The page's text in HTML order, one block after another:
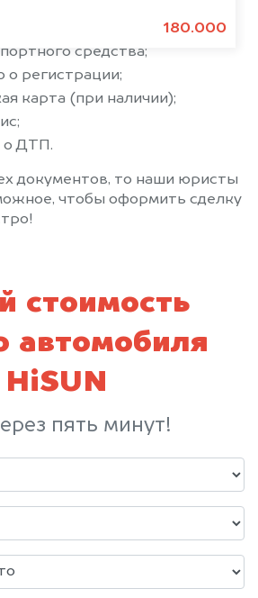
180.000
РФ;
средства;
о регистрации;
карта (при наличии);
о ДТП.
документов, то наши юристы
чтобы оформить сделку
стоимость
автомобиля
HiSUN
пять минут!